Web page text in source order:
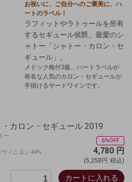
お祝いに、ご自分へのご褒美に、 ハ
ートのラベル！
ラフィットやラトゥールを所有
するセギュール侯爵、最愛のシ
ャトー「シャトー・カロン・セ
ギュール」。
メドック格付3級、ハートラベルが
有名な人気のカロン・セギュールが
手掛けるサードワインです。
・カロン・セギュール 2019
ー
ィニヨン 44%
6%OFF
4,780 円
(5,258円 税込)
カートに入れる